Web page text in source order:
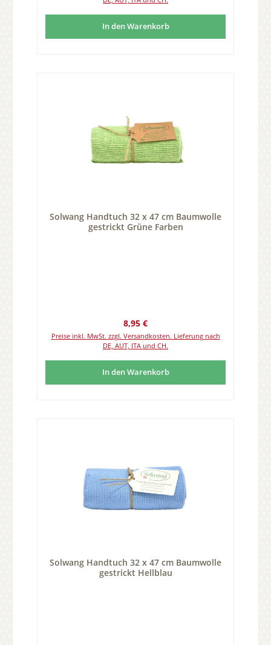
In den Warenkorb
Solwang Handtuch 32 x 47 cm Baumwolle
gestrickt Grüne Farben
Regulärer Preis:
8,95 €
Preise inkl. MwSt. zzgl. Versandkosten. Lieferung nach
DE, AUT, ITA und CH.
In den Warenkorb
Solwang Handtuch 32 x 47 cm Baumwolle
gestrickt Hellblau